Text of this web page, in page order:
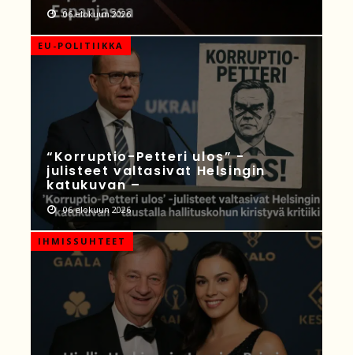
06 elokuun 2026
EU-POLITIIKKA
“Korruptio-Petteri ulos” -
julisteet valtasivat Helsingin
katukuvan –
06 elokuun 2026
IHMISSUHTEET